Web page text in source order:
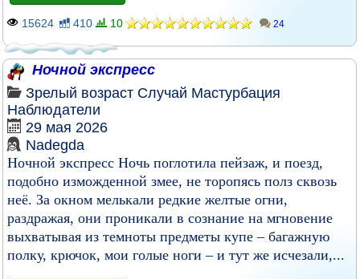
15624 410 10 24
Ночной экспресс
Зрелый возраст Случай Мастурбация
Наблюдатели
29 мая 2026
Nadegda
Ночной экспресс Ночь поглотила пейзаж, и поезд,
подобно изможденной змее, не торопясь полз сквозь
неё. За окном мелькали редкие желтые огни,
раздражая, они проникали в сознание на мгновение
выхватывая из темноты предметы купе – багажную
полку, крючок, мои голые ноги – и тут же исчезали,...